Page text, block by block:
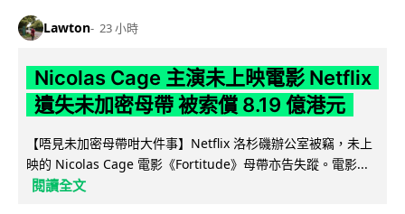
Lawton 23 小時
Nicolas Cage 主演未上映電影 Netflix
遺失未加密母帶 被索償 8.19 億港元
【唔見未加密母帶咁大件事】Netflix 洛杉磯辦公室被竊，未上
映的 Nicolas Cage 電影《Fortitude》母帶亦告失蹤。電影...
閱讀全文